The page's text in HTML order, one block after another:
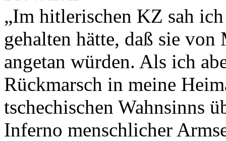
„Im hitlerischen KZ sah
gehalten hätte, daß sie von
angetan würden. Als ich
Rückmarsch in meine
tschechischen Wahnsinns
Inferno menschlicher